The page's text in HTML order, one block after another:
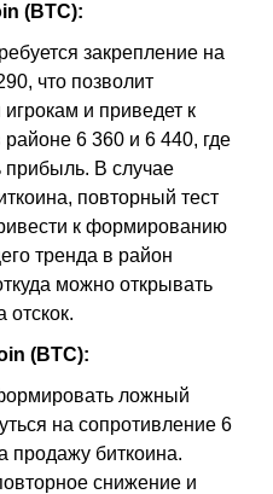
(BTC):
закрепление на
что позволит
и приведет к
6 360 и 6 440, где
В случае
повторный тест
к формированию
тренда в район
можно открывать
отскок.
(BTC):
ложный
на сопротивление 6
продажу биткоина.
снижение и